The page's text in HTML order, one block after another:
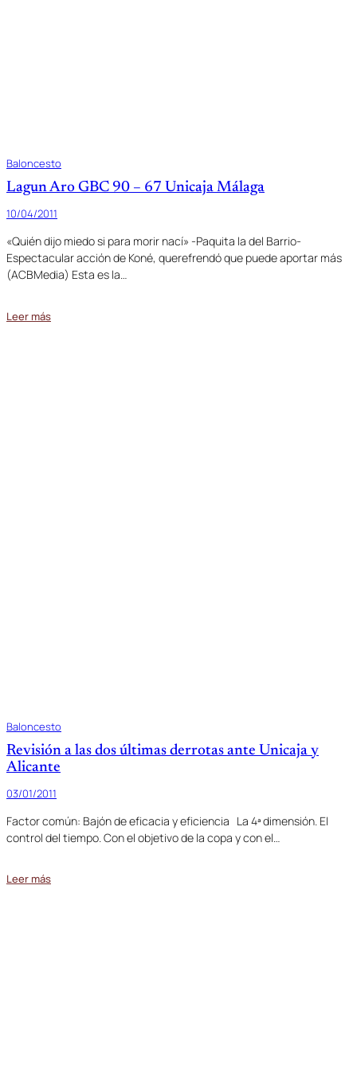
Baloncesto
Lagun Aro GBC 90 – 67 Unicaja Málaga
10/04/2011
«Quién dijo miedo si para morir nací» -Paquita la del Barrio-
Espectacular acción de Koné, querefrendó que puede aportar más
(ACBMedia) Esta es la…
Leer más
Baloncesto
Revisión a las dos últimas derrotas ante Unicaja y
Alicante
03/01/2011
Factor común: Bajón de eficacia y eficiencia La 4ª dimensión. El
control del tiempo. Con el objetivo de la copa y con el…
Leer más